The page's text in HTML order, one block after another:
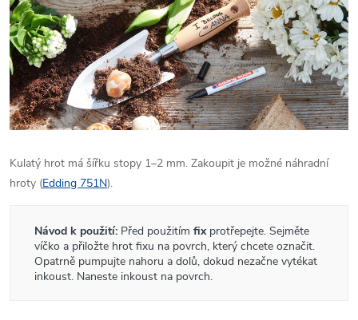
Kulatý hrot má šířku stopy 1–2 mm. Zakoupit je možné náhradní
hroty (Edding 751N).
Návod k použití: Před použitím fixprotřepejte. Sejměte
víčko a přiložte hrot fixu na povrch, který chcete označit.
Opatrně pumpujte nahoru a dolů, dokud nezačne vytékat
inkoust. Naneste inkoust na povrch.